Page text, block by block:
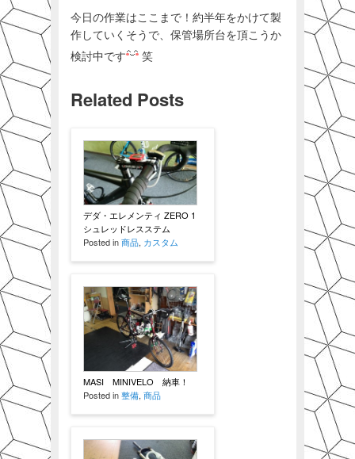
今日の作業はここまで！約半年をかけて製
作していくそうで、保管場所台を頂こうか
検討中です
笑
Related Posts
デダ・エレメンティ ZERO 1
シュレッドレスステム
Posted in商品, カスタム
MASI MINIVELO 納車！
Posted in整備, 商品